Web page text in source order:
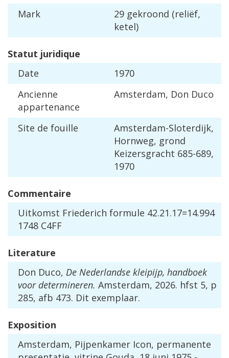
Mark
29 gekroond (reliëf,
ketel)
Statut juridique
Date
1970
Ancienne
appartenance
Amsterdam, Don Duco
Site de fouille Amsterdam-Sloterdijk,
Hornweg, grond
Keizersgracht 685-689,
1970
Commentaire
Uitkomst Friederich formule 42.21.17=14.994
1748 C4FF
Literature
Don Duco, De Nederlandse kleipijp, handboek
voor determineren. Amsterdam, 2026. hfst 5, p
285, afb 473. Dit exemplaar.
Exposition
Amsterdam, Pijpenkamer Icon, permanente